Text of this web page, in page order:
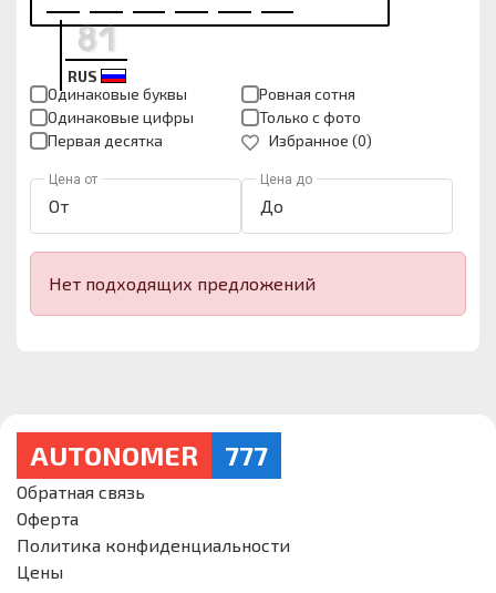
RUS
Одинаковые буквы
Ровная сотня
Одинаковые цифры
Только с фото
Первая десятка
Избранное (0)
Цена от Цена до
Нет подходящих предложений
AUTONOMER 777
Обратная связь
Оферта
Политика конфиденциальности
Цены